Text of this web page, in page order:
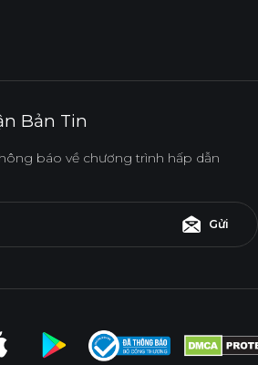
Bản Tin
báo về chương trình hấp dẫn
Gửi